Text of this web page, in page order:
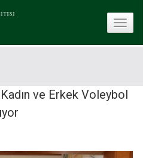
ve Erkek Voleybol